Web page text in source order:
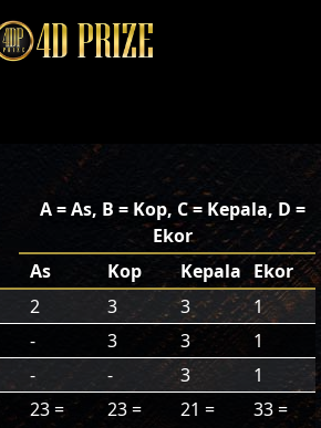
A = As, B = Kop, C = Kepala, D =
Ekor
As
Kop Kepala Ekor
2 3 3
1
- 3 3
1
- - 3
1
23 =
23 =
21 =
33 =